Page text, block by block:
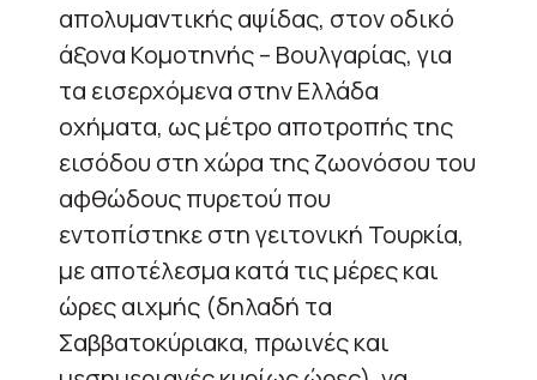
απολυμαντικής αψίδας, στον οδικό
άξονα Κομοτηνής – Βουλγαρίας, για
τα εισερχόμενα στην Ελλάδα
οχήματα, ως μέτρο αποτροπής της
εισόδου στη χώρα της ζωονόσου του
αφθώδους πυρετού που
εντοπίστηκε στη γειτονική Τουρκία,
με αποτέλεσμα κατά τις μέρες και
ώρες αιχμής (δηλαδή τα
Σαββατοκύριακα, πρωινές και